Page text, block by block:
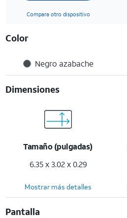
Compara otro dispositivo
Color
Negro azabache
Dimensiones
Tamaño (pulgadas)
6.35 x 3.02 x 0.29
Mostrar más detalles
Pantalla